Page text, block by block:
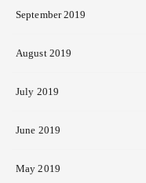
September 2019
August 2019
July 2019
June 2019
May 2019